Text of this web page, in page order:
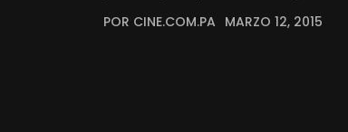
POR CINE.COM.PA MARZO 12, 2015